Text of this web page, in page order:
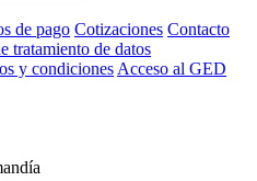
de pago Cotizaciones Contacto
tratamiento de datos
y condiciones Acceso al GED